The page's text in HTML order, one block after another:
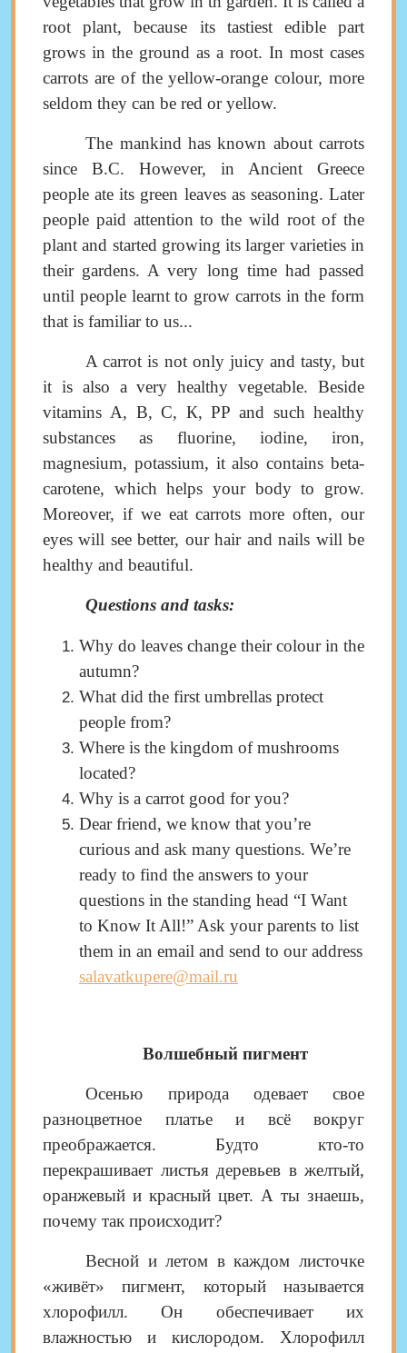
root plant, because its tastiest edible part
grows in the ground as a root. In most cases
carrots are of theyellow-orange colour, more
seldom they can be red or yellow.
The mankind has known about carrots
since B.C. However, in Ancient Greece
people ate its green leaves as seasoning. Later
people paid attention to the wild root of the
plant and started growing its larger varieties in
their gardens. A very long time had passed
until people learnt to grow carrots in the form
that is familiar to us...
A carrot is not only juicy and tasty, but
it is also a very healthy vegetable. Beside
vitamins А, В,С, К, РР and such healthy
substances as fluorine, iodine, iron,
magnesium, potassium, it also contains beta-
carotene, which helps your body to grow.
Moreover, if we eat carrots more often, our
eyes will see better, our hair and nails will be
healthy and beautiful.
Questions and tasks:
Why do leaves change their colour in the
autumn?
What did the first umbrellas protect
people from?
Where is the kingdom of mushrooms
located?
Why is a carrot good for you?
Dear friend, we know that you’re
curious and ask many questions. We’re
ready to find the answers to your
questions in the standing head “I Want
to Know It All!” Ask your parents to list
them in an email and send to our address
salavatkupere@mail.ru
Волшебный пигмент
Осенью природа одевает свое
разноцветное платье и всё вокруг
преображается. Будто кто-то
перекрашивает листья деревьев в желтый,
оранжевый и красный цвет. А ты знаешь,
почему так происходит?
Весной и летом в каждом листочке
«живёт» пигмент, который называется
хлорофилл. Он обеспечивает их
влажностью и кислородом. Хлорофилл